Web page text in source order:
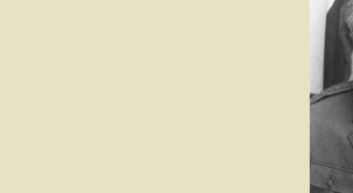
Прећутана
„Брезна“
Прича о
Од „Црних
„Рисова са
Јастребови
Маховљана